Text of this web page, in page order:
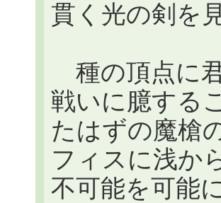
貫く光の剣を
種の頂点に
戦いに臆する
たはずの魔槍
フィスに浅か
不可能を可能